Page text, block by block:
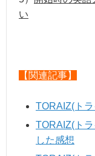
い
【関連記事】
TORAIZ(ト
TORAIZ(ト
した感想